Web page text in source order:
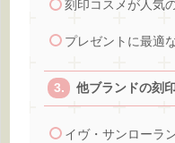
刻印コスメが人気
プレゼントに最適
他ブランドの刻
イヴ・サンローラ